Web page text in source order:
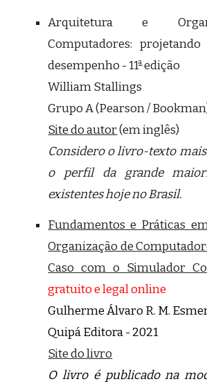
Arquitetura e
Computadores:
desempenho - 11aedição
William Stallings
Grupo A (Pearson /
Site do autor(em inglês)
Considero o livro-texto
o perfil da grande
existentes hoje no Brasil.
Fundamentos e Práticas
Organização de
Caso com o Simulador
gratuito e legal online
Gulherme Álvaro R. M.
Quipá Editora - 2021
Site do livro
O livro épublicado na